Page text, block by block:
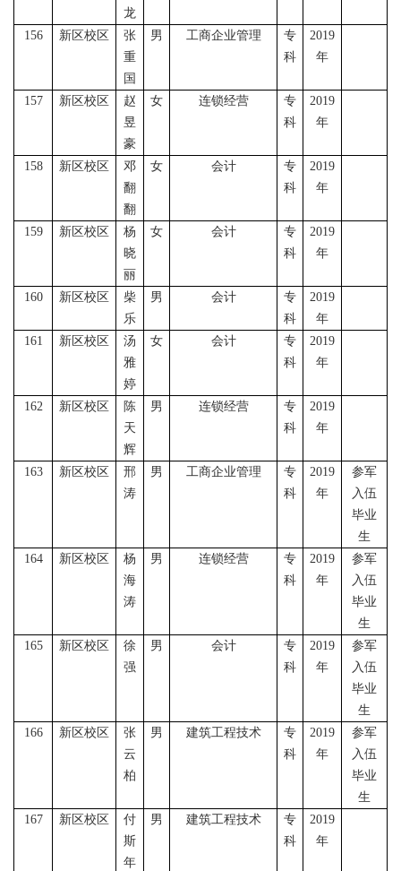
龙
156 新区校区
张
重
国
男 工商企业管理
专
科
2019
年
157 新区校区
赵
昱
豪
女 连锁经营
专
科
2019
年
158 新区校区
邓
翻
翻
女 会计
专
科
2019
年
159 新区校区
杨
晓
丽
女 会计
专
科
2019
年
160 新区校区
柴
乐
男 会计
专
科
2019
年
161
新区校区
汤
雅
婷
女 会计
专
科
2019
年
162 新区校区
陈
天
辉
男 连锁经营
专
科
2019
年
163 新区校区
邢
涛
男 工商企业管理
专
科
2019
年
参军
入伍
毕业
生
164
新区校区
杨
海
涛
男 连锁经营
专
科
2019
年
参军
入伍
毕业
生
165
新区校区
徐
强
男 会计
专
科
2019
年
参军
入伍
毕业
生
166
新区校区
张
云
柏
男 建筑工程技术
专
科
2019
年
参军
入伍
毕业
生
167
新区校区
付
斯
年
男 建筑工程技术
专
科
2019
年